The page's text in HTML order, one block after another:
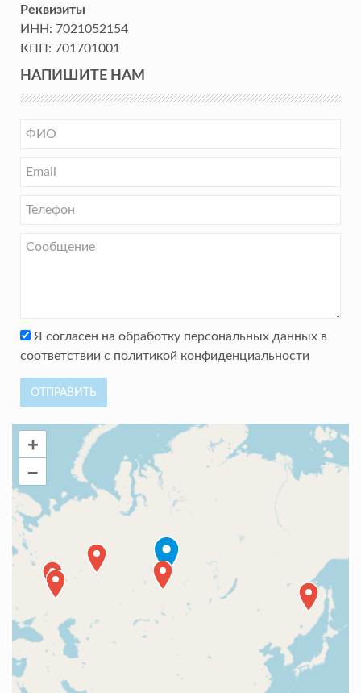
Реквизиты
ИНН: 7021052154
КПП: 701701001
НАПИШИТЕ НАМ
Я согласен на обработку персональных данных в
соответствии с политикой конфиденциальности
ОТПРАВИТЬ
+
–